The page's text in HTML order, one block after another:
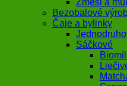
Zmesi a
Bezobalové
Čaje a bylinky
Sáčkové